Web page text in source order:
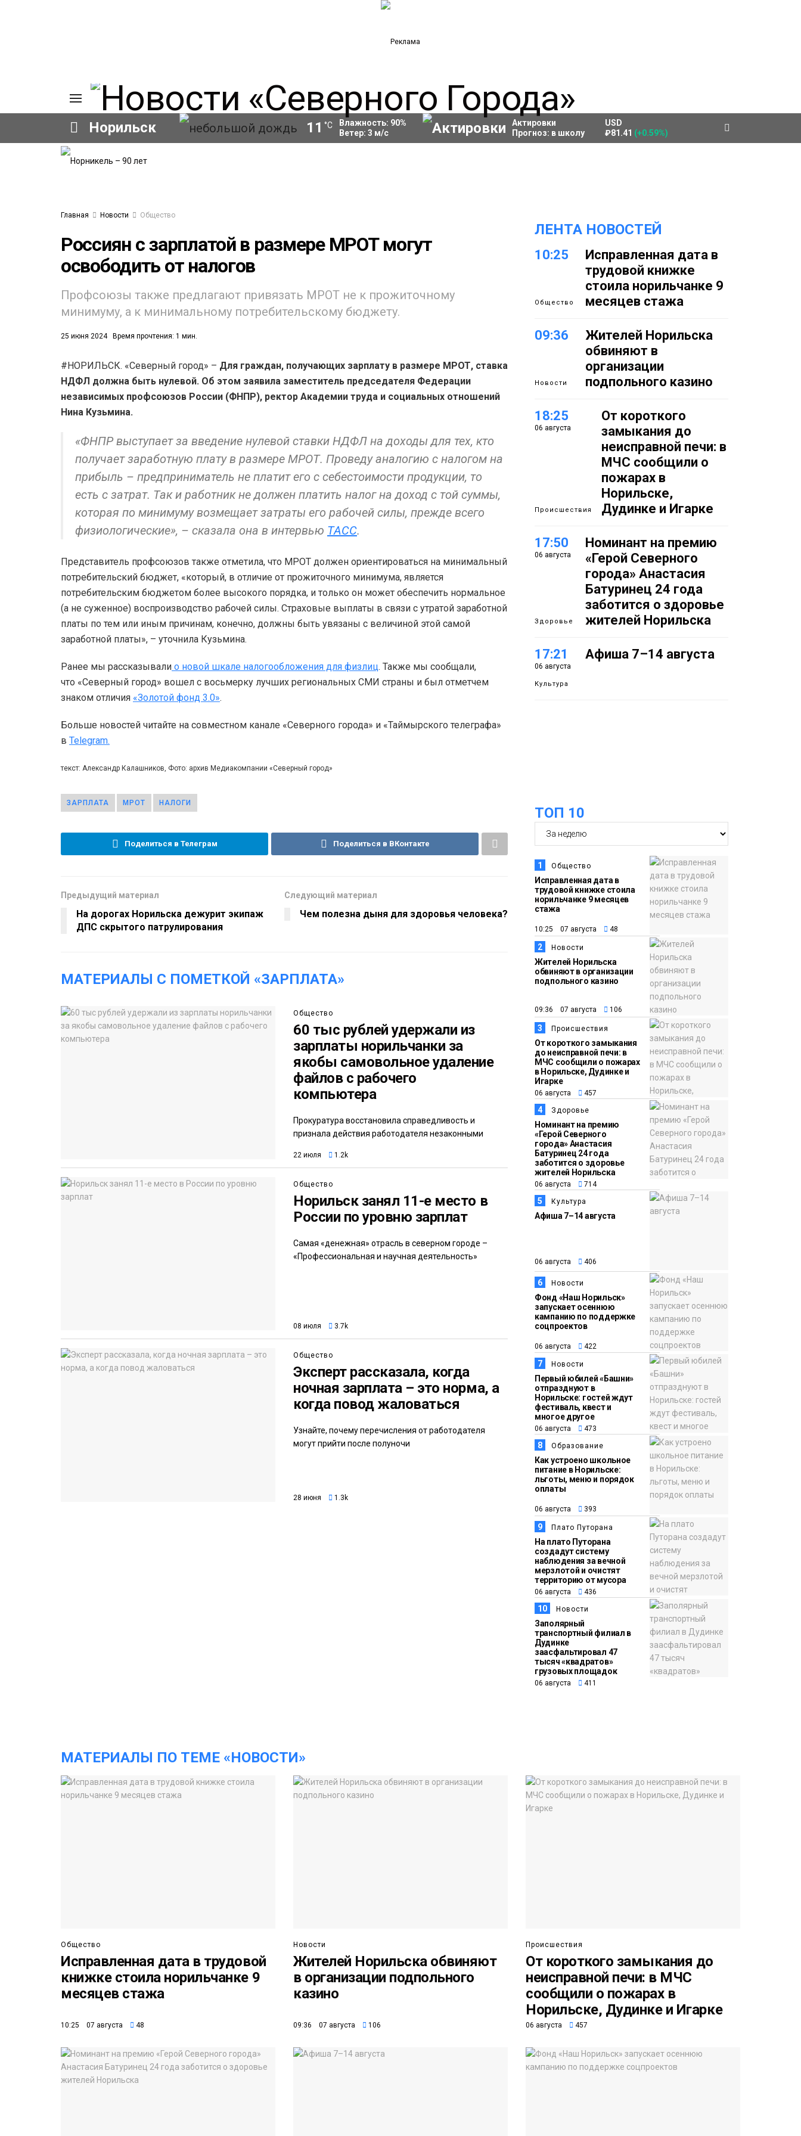
Норильск 11 °C Влажность: 90%
Ветер: 3 м/с
Актировки
Прогноз: в школу
USD
₽81.41 (+0.59%)
Главная Новости Общество
Россиян с зарплатой в размере МРОТ могут
освободить от налогов
Профсоюзы также предлагают привязать МРОТ не к прожиточному
минимуму, а к минимальному потребительскому бюджету.
25 июня 2024 Время прочтения: 1 мин.
#НОРИЛЬСК. «Северный город» – Для граждан, получающих зарплату в размере МРОТ, ставка
НДФЛ должна быть нулевой. Об этом заявила заместитель председателя Федерации
независимых профсоюзов России (ФНПР), ректор Академии труда и социальных отношений
Нина Кузьмина.
«ФНПР выступает за введение нулевой ставки НДФЛ на доходы для тех, кто
получает заработную плату в размере МРОТ. Проведу аналогию с налогом на
прибыль – предприниматель не платит его с себестоимости продукции, то
есть с затрат. Так и работник не должен платить налог на доход с той суммы,
которая по минимуму возмещает затраты его рабочей силы, прежде всего
физиологические», – сказала она в интервью ТАСС.
Представитель профсоюзов также отметила, что МРОТ должен ориентироваться на минимальный
потребительский бюджет, «который, в отличие от прожиточного минимума, является
потребительским бюджетом более высокого порядка, и только он может обеспечить нормальное
(а не суженное) воспроизводство рабочей силы. Страховые выплаты в связи с утратой заработной
платы по тем или иным причинам, конечно, должны быть увязаны с величиной этой самой
заработной платы», – уточнила Кузьмина.
Ранее мы рассказывали о новой шкале налогообложения для физлиц. Также мы сообщали,
что «Северный город» вошел с восьмерку лучших региональных СМИ страны и был отметчем
знаком отличия «Золотой фонд 3.0».
Больше новостей читайте на совместном канале «Северного города» и «Таймырского телеграфа»
в Telegram.
текст: Александр Калашников, Фото: архив Медиакомпании «Северный город»
ЗАРПЛАТА МРОТ НАЛОГИ
Поделиться в Телеграм Поделиться в ВКонтакте
Предыдущий материал
На дорогах Норильска дежурит экипаж
ДПС скрытого патрулирования
Следующий материал
Чем полезна дыня для здоровья человека?
МАТЕРИАЛЫ С ПОМЕТКОЙ «ЗАРПЛАТА»
Общество
60 тыс рублей удержали из
зарплаты норильчанки за
якобы самовольное удаление
файлов с рабочего
компьютера
Прокуратура восстановила справедливость и
признала действия работодателя незаконными
22 июля 1.2k
Общество
Норильск занял 11-е место в
России по уровню зарплат
Самая «денежная» отрасль в северном городе –
«Профессиональная и научная деятельность»
08 июля 3.7k
Общество
Эксперт рассказала, когда
ночная зарплата – это норма, а
когда повод жаловаться
Узнайте, почему перечисления от работодателя
могут прийти после полуночи
28 июня 1.3k
ЛЕНТА НОВОСТЕЙ
10:25
Общество
Исправленная дата в
трудовой книжке
стоила норильчанке 9
месяцев стажа
09:36
Новости
Жителей Норильска
обвиняют в
организации
подпольного казино
18:25
06 августа
Происшествия
От короткого
замыкания до
неисправной печи: в
МЧС сообщили о
пожарах в
Норильске,
Дудинке и Игарке
17:50
06 августа
Здоровье
Номинант на премию
«Герой Северного
города» Анастасия
Батуринец 24 года
заботится о здоровье
жителей Норильска
17:21
06 августа
Культура
Афиша 7–14 августа
15:57
06 августа
Новости
«Башни» отпразднуют
в Норильске: гостей
ждут фестиваль,
квест и многое другое
15:15
Образование
Как устроено
школьное питание в
Норильске: льготы,
меню и порядок
оплаты
14:36
06 августа
Плато
Путорана
На плато Путорана
создадут систему
наблюдения за вечной
мерзлотой и очистят
территорию от мусора
13:47
06 августа
Заполярный
транспортный филиал
в Дудинке
заасфальтировал 47
тысяч «квадратов»
грузовых площадок
ТОП 10
1 Общество
Исправленная дата в
трудовой книжке стоила
норильчанке 9 месяцев
стажа
10:25 07 августа 48
2 Новости
Жителей Норильска
обвиняют в организации
подпольного казино
09:36 07 августа 106
3 Происшествия
От короткого замыкания
до неисправной печи: в
МЧС сообщили о пожарах
в Норильске, Дудинке и
Игарке
06 августа 457
4 Здоровье
Номинант на премию
«Герой Северного
города» Анастасия
Батуринец 24 года
заботится о здоровье
жителей Норильска
06 августа 714
5 Культура
Афиша 7–14 августа
06 августа 406
6 Новости
Фонд «Наш Норильск»
запускает осеннюю
кампанию по поддержке
соцпроектов
06 августа 422
7 Новости
Первый юбилей «Башни»
отпразднуют в
Норильске: гостей ждут
фестиваль, квест и
многое другое
06 августа 473
8 Образование
Как устроено школьное
питание в Норильске:
льготы, меню и порядок
оплаты
06 августа 393
9 Плато Путорана
На плато Путорана
создадут систему
наблюдения за вечной
мерзлотой и очистят
территорию от мусора
06 августа 436
10 Новости
Заполярный
транспортный филиал в
Дудинке
заасфальтировал 47
тысяч «квадратов»
грузовых площадок
06 августа 411
МАТЕРИАЛЫ ПО ТЕМЕ «НОВОСТИ»
Общество
Исправленная дата в трудовой
книжке стоила норильчанке 9
месяцев стажа
10:25 07 августа 48
Новости
Жителей Норильска обвиняют
в организации подпольного
казино
09:36 07 августа 106
Происшествия
От короткого замыкания до
неисправной печи: в МЧС
сообщили о пожарах в
Норильске, Дудинке и Игарке
06 августа 457